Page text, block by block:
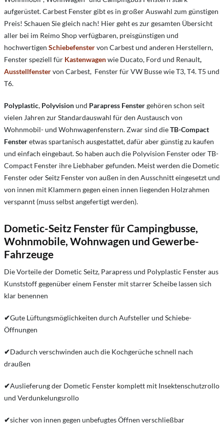
aufgerüstet. Carbest Fenster gibt es in großer Auswahl zum günstigen
Preis! Schauen Sie gleich nach! Hier geht es zur gesamten Übersicht
aller bei im Reimo Shop verfügbaren, preisgünstigen und
hochwertigen Schiebefenstervon Carbest und anderen Herstellern,
Fenster speziell für Kastenwagenwie Ducato, Ford und Renault,
Ausstellfenstervon Carbest, Fenster für VW Busse wie T3, T4. T5 und
T6.
Polyplastic, Polyvisionund Parapress Fenstergehören schon seit
vielen Jahren zur Standardauswahl für den Austausch von
Wohnmobil- und Wohnwagenfenstern. Zwar sind dieTB-Compact
Fensteretwas spartanisch ausgestattet, dafür aber günstig zu kaufen
und einfach eingebaut. So haben auch die Polyvision Fenster oder TB-
Compact Fenster ihre Liebhaber gefunden. Meist werden die Dometic
Fenster oder Seitz Fenster von außen in den Ausschnitt eingesetzt und
von innen mit Klammern gegen einen innen liegenden Holzrahmen
verspannt (muss selbst angefertigt werden).
Dometic-Seitz Fenster für Campingbusse,
Wohnmobile, Wohnwagen und Gewerbe-
Fahrzeuge
Die Vorteile der Dometic Seitz, Parapress und Polyplastic Fenster aus
Kunststoff gegenüber einem Fenster mit starrer Scheibe lassen sich
klar benennen
✔Gute Lüftungsmöglichkeiten durch Aufsteller und Schiebe-
Öffnungen
✔Dadurch verschwinden auch die Kochgerüche schnell nach
draußen
✔Auslieferung der Dometic Fenster komplett mit Insektenschutzrollo
und Verdunkelungsrollo
✔sicher von innen gegen unbefugtes Öffnen verschließbar